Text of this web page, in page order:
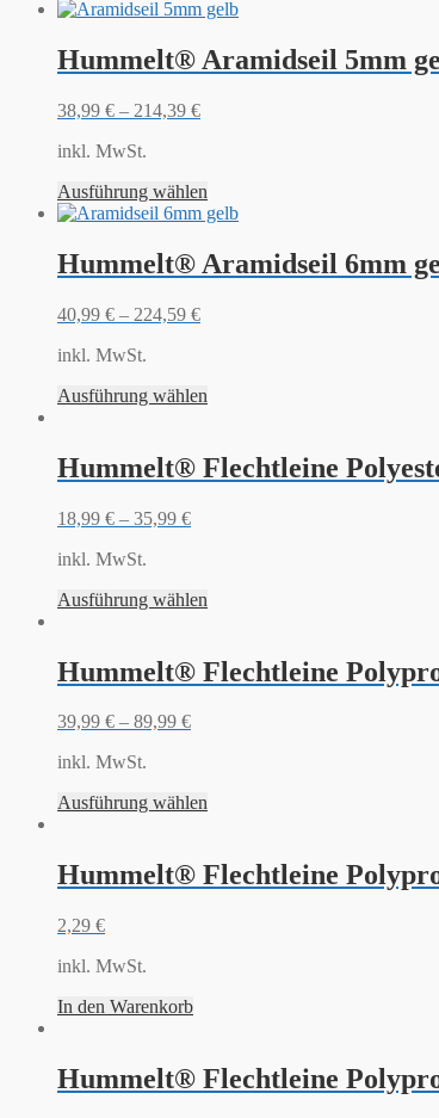
Hummelt® Aramidseil 5mm
38,99 € – 214,39 €
inkl. MwSt.
Ausführung wählen
Hummelt® Aramidseil 6mm
40,99 € – 224,59 €
inkl. MwSt.
Ausführung wählen
Hummelt® Flechtleine
18,99 € – 35,99 €
inkl. MwSt.
Ausführung wählen
Hummelt® Flechtleine
39,99 € – 89,99 €
inkl. MwSt.
Ausführung wählen
Hummelt® Flechtleine
2,29 €
inkl. MwSt.
In den Warenkorb
Hummelt® Flechtleine